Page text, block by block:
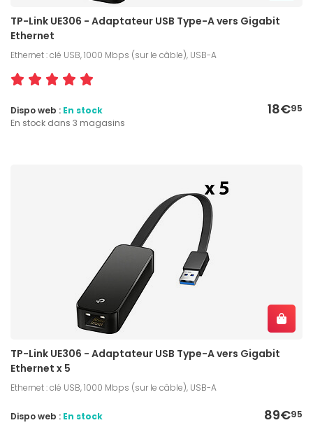
TP-Link UE306 - Adaptateur USB Type-A vers Gigabit
Ethernet
Ethernet : clé USB, 1000 Mbps (sur le câble), USB-A
18€95
Dispo web : En stock
En stock dans 3 magasins
TP-Link UE306 - Adaptateur USB Type-A vers Gigabit
Ethernet x 5
Ethernet : clé USB, 1000 Mbps (sur le câble), USB-A
89€95
Dispo web : En stock